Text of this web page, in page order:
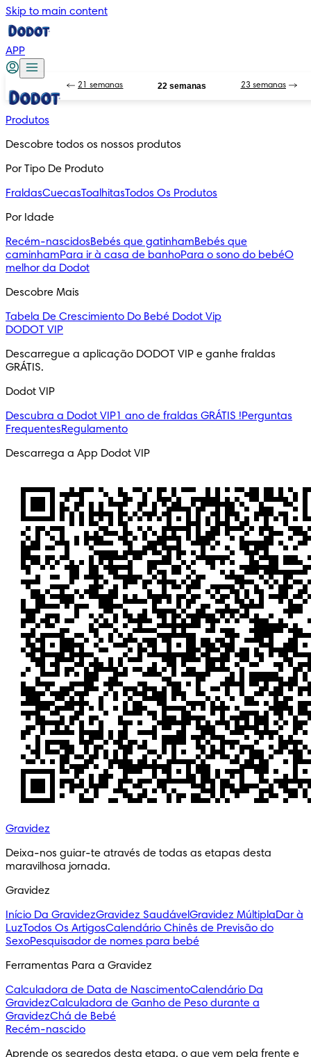
Skip to main content
APP
Produtos
Descobre todos os nossos produtos
Por Tipo De Produto
FraldasCuecasToalhitasTodos Os Produtos
Por Idade
Recém-nascidosBebés que gatinhamBebés que
caminhamPara ir à casa de banhoPara o sono do bebéO
melhor da Dodot
Descobre Mais
Tabela De Crescimiento Do Bebé Dodot Vip
DODOT VIP
Descarregue a aplicação DODOT VIP e ganhe fraldas
GRÁTIS.
Dodot VIP
Descubra a Dodot VIP1 ano de fraldas GRÁTIS !Perguntas
FrequentesRegulamento
Descarrega a App Dodot VIP
Gravidez
Deixa-nos guiar-te através de todas as etapas desta
maravilhosa jornada.
Gravidez
Início Da GravidezGravidez SaudávelGravidez MúltiplaDar à
LuzTodos Os ArtigosCalendário Chinês de Previsão do
SexoPesquisador de nomes para bebé
Ferramentas Para a Gravidez
Calculadora de Data de NascimentoCalendário Da
GravidezCalculadora de Ganho de Peso durante a
GravidezChá de Bebé
Recém-nascido
Aprende os segredos desta etapa, o que vem pela frente e
21 semanas 22 semanas 23 semanas